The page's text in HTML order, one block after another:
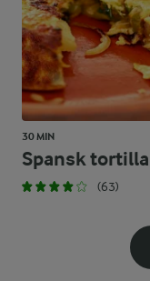
30 MIN
Spansk tortilla
(63)